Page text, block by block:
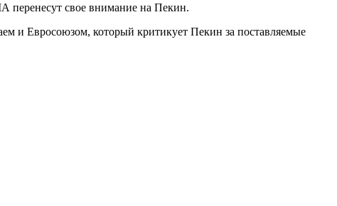
перенесут свое внимание на Пекин.
и Евросоюзом, который критикует Пекин за поставляемые